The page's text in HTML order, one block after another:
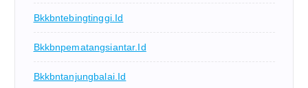
Bkkbntebingtinggi.id
Bkkbnpematangsiantar.id
Bkkbntanjungbalai.id